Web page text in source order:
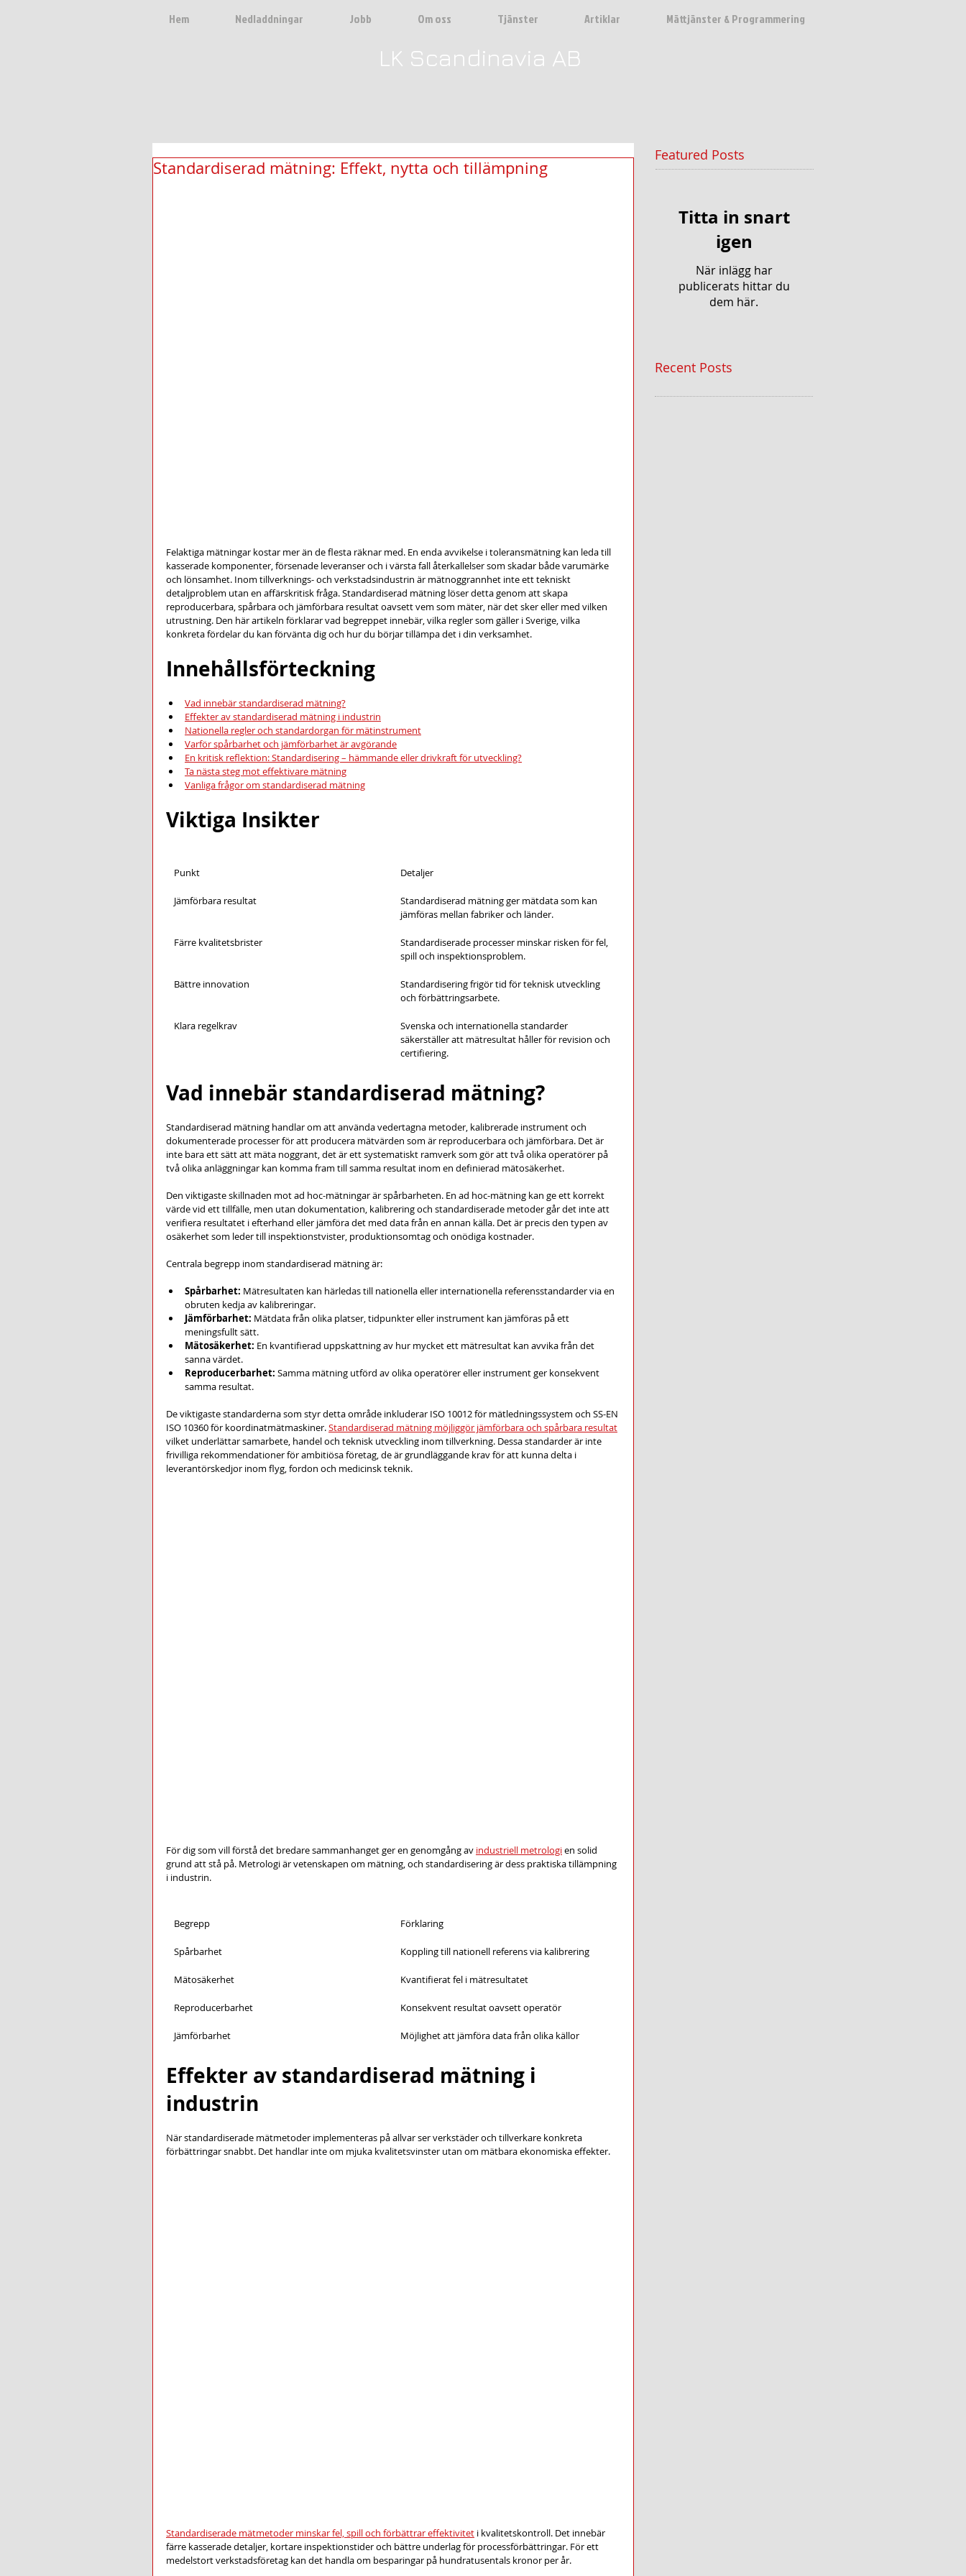
Hem Nedladdningar Jobb Om oss Tjänster Artiklar Mättjänster & Programmering
LK Scandinavia AB
Standardiserad mätning: Effekt, nytta och tillämpning
Felaktiga mätningar kostar mer än de flesta räknar med. En enda avvikelse i toleransmätning kan leda till
kasserade komponenter, försenade leveranser och i värsta fall återkallelser som skadar både varumärke
och lönsamhet. Inom tillverknings- och verkstadsindustrin är mätnoggrannhet inte ett tekniskt
detaljproblem utan en affärskritisk fråga. Standardiserad mätning löser detta genom att skapa
reproducerbara, spårbara och jämförbara resultat oavsett vem som mäter, när det sker eller med vilken
utrustning. Den här artikeln förklarar vad begreppet innebär, vilka regler som gäller i Sverige, vilka
konkreta fördelar du kan förvänta dig och hur du börjar tillämpa det i din verksamhet.
Innehållsförteckning
Vad innebär standardiserad mätning?
Effekter av standardiserad mätning i industrin
Nationella regler och standardorgan för mätinstrument
Varför spårbarhet och jämförbarhet är avgörande
En kritisk reflektion: Standardisering – hämmande eller drivkraft för utveckling?
Ta nästa steg mot effektivare mätning
Vanliga frågor om standardiserad mätning
Viktiga Insikter
Punkt Detaljer
Jämförbara resultat
Standardiserad mätning ger mätdata som kan
jämföras mellan fabriker och länder.
Färre kvalitetsbrister
Standardiserade processer minskar risken för fel,
spill och inspektionsproblem.
Bättre innovation
Standardisering frigör tid för teknisk utveckling
och förbättringsarbete.
Klara regelkrav
Svenska och internationella standarder
säkerställer att mätresultat håller för revision och
certifiering.
Vad innebär standardiserad mätning?
Standardiserad mätning handlar om att använda vedertagna metoder, kalibrerade instrument och
dokumenterade processer för att producera mätvärden som är reproducerbara och jämförbara. Det är
inte bara ett sätt att mäta noggrant, det är ett systematiskt ramverk som gör att två olika operatörer på
två olika anläggningar kan komma fram till samma resultat inom en definierad mätosäkerhet.
Den viktigaste skillnaden mot ad hoc-mätningar är spårbarheten. En ad hoc-mätning kan ge ett korrekt
värde vid ett tillfälle, men utan dokumentation, kalibrering och standardiserade metoder går det inte att
verifiera resultatet i efterhand eller jämföra det med data från en annan källa. Det är precis den typen av
osäkerhet som leder till inspektionstvister, produktionsomtag och onödiga kostnader.
Centrala begrepp inom standardiserad mätning är:
Spårbarhet: Mätresultaten kan härledas till nationella eller internationella referensstandarder via en
obruten kedja av kalibreringar.
Jämförbarhet: Mätdata från olika platser, tidpunkter eller instrument kan jämföras på ett
meningsfullt sätt.
Mätosäkerhet: En kvantifierad uppskattning av hur mycket ett mätresultat kan avvika från det
sanna värdet.
Reproducerbarhet: Samma mätning utförd av olika operatörer eller instrument ger konsekvent
samma resultat.
De viktigaste standarderna som styr detta område inkluderar ISO 10012 för mätledningssystem och SS-EN
ISO 10360 för koordinatmätmaskiner. Standardiserad mätning möjliggör jämförbara och spårbara resultat
vilket underlättar samarbete, handel och teknisk utveckling inom tillverkning. Dessa standarder är inte
frivilliga rekommendationer för ambitiösa företag, de är grundläggande krav för att kunna delta i
leverantörskedjor inom flyg, fordon och medicinsk teknik.
För dig som vill förstå det bredare sammanhanget ger en genomgång av industriell metrologi en solid
grund att stå på. Metrologi är vetenskapen om mätning, och standardisering är dess praktiska tillämpning
i industrin.
Begrepp Förklaring
Spårbarhet Koppling till nationell referens via kalibrering
Mätosäkerhet Kvantifierat fel i mätresultatet
Reproducerbarhet Konsekvent resultat oavsett operatör
Jämförbarhet Möjlighet att jämföra data från olika källor
Effekter av standardiserad mätning i
industrin
När standardiserade mätmetoder implementeras på allvar ser verkstäder och tillverkare konkreta
förbättringar snabbt. Det handlar inte om mjuka kvalitetsvinster utan om mätbara ekonomiska effekter.
Standardiserade mätmetoder minskar fel, spill och förbättrar effektivitet i kvalitetskontroll. Det innebär
färre kasserade detaljer, kortare inspektionstider och bättre underlag för processförbättringar. För ett
medelstort verkstadsföretag kan det handla om besparingar på hundratusentals kronor per år.
Featured Posts
Titta in snart
igen
När inlägg har
publicerats hittar du
dem här.
Recent Posts